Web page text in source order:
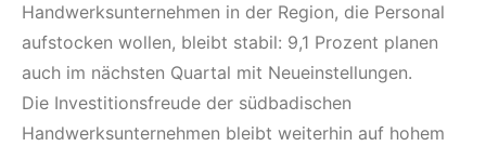
Handwerksunternehmen in der Region, die Personal
aufstocken wollen, bleibt stabil: 9,1 Prozent planen
auch im nächsten Quartal mit Neueinstellungen.
Die Investitionsfreude der südbadischen
Handwerksunternehmen bleibt weiterhin auf hohem